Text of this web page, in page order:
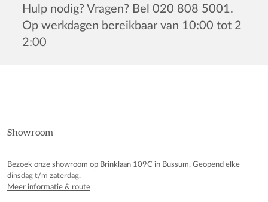
Hulp nodig? Vragen? Bel 020 808 5001.
Op werkdagen bereikbaar van 10:00 tot 2
2:00
Showroom
Bezoek onze showroom op Brinklaan 109C in Bussum. Geopend elke
dinsdag t/m zaterdag.
Meer informatie & route